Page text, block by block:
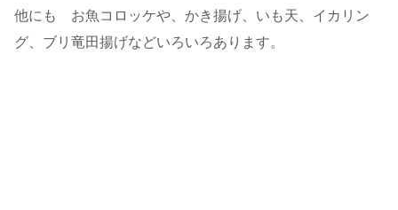
他にも お魚コロッケや、かき揚げ、いも天、イカリン
グ、ブリ竜田揚げなどいろいろあります。